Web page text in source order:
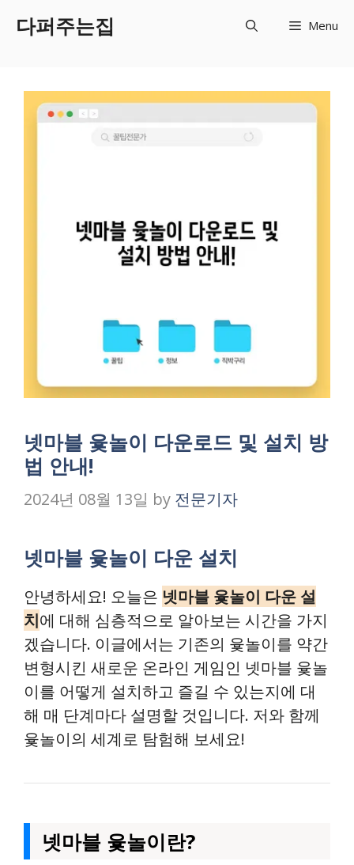
다퍼주는집 Menu
넷마블 윷놀이 다운로드 및 설치 방
법 안내!
2024년 08월 13일 by 전문기자
넷마블 윷놀이 다운 설치
안녕하세요! 오늘은 넷마블 윷놀이 다운 설
치에 대해 심층적으로 알아보는 시간을 가지
겠습니다. 이글에서는 기존의 윷놀이를 약간
변형시킨 새로운 온라인 게임인 넷마블 윷놀
이를 어떻게 설치하고 즐길 수 있는지에 대
해 매 단계마다 설명할 것입니다. 저와 함께
윷놀이의 세계로 탐험해 보세요!
넷마블 윷놀이란?